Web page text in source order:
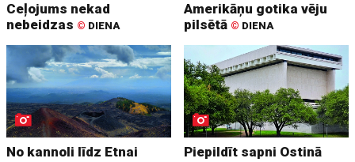
Ceļojums nekad
nebeidzas © DIENA
Amerikāņu gotika vēju
pilsētā © DIENA
No kannoli līdz Etnai Piepildīt sapni Ostinā